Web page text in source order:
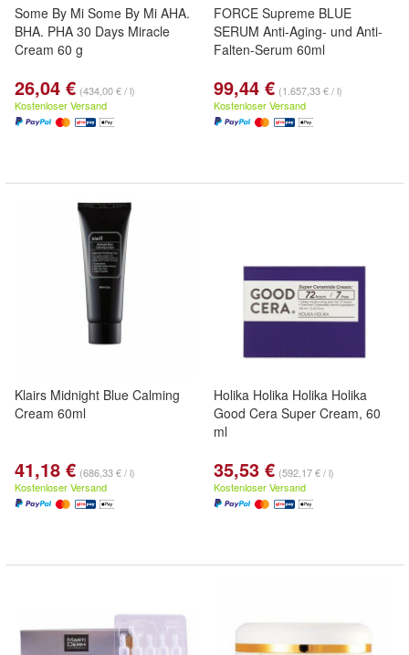
Some By Mi Some By Mi AHA.
BHA. PHA 30 Days Miracle
Cream 60 g
26,04 € (434,00 € / l)
Kostenloser Versand
FORCE Supreme BLUE
SERUM Anti-Aging- und Anti-
Falten-Serum 60ml
99,44 € (1.657,33 € / l)
Kostenloser Versand
Klairs Midnight Blue Calming
Cream 60ml
41,18 € (686,33 € / l)
Kostenloser Versand
Holika Holika Holika Holika
Good Cera Super Cream, 60
ml
35,53 € (592,17 € / l)
Kostenloser Versand